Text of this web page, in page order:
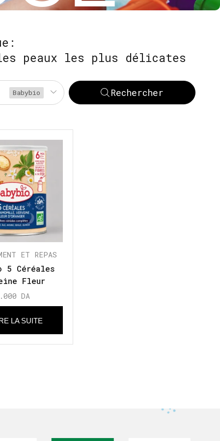
peaux les plus délicates
Babybio Rechercher
ET REPAS
5 Céréales
Fleur
Camomille,
mois+
DA
LA SUITE